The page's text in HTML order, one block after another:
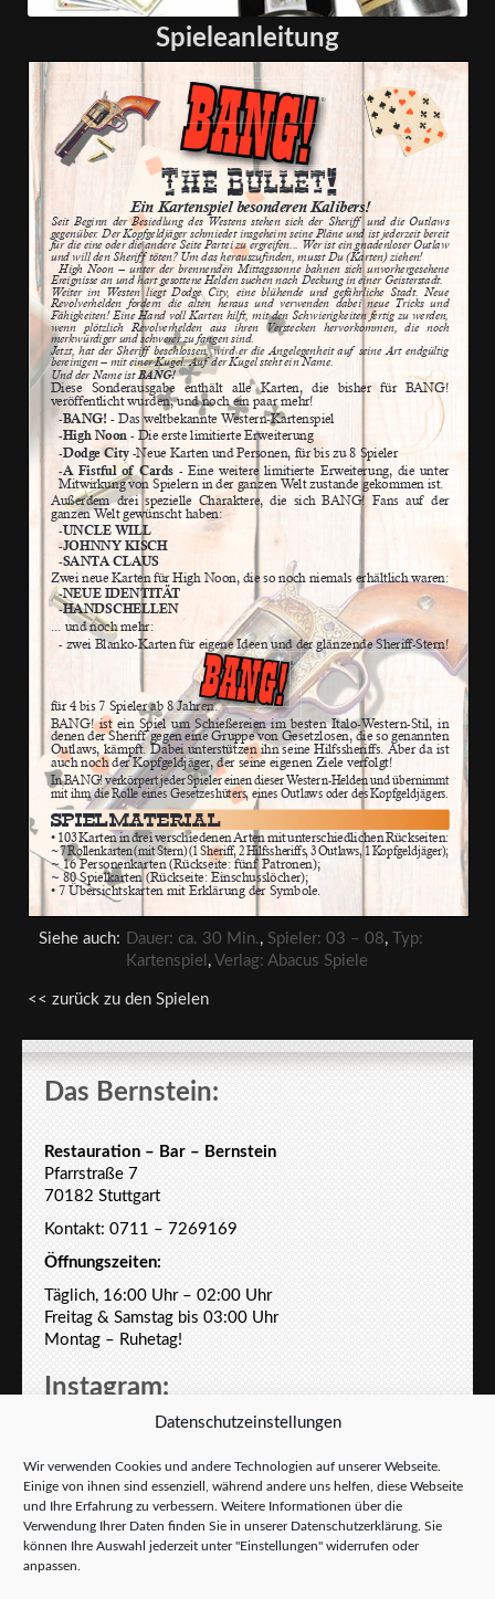
Datenschutzeinstellungen
Wir verwenden Cookies und andere Technologien auf unserer Webseite.
Einige von ihnen sind essenziell, während andere uns helfen, diese Webseite
und Ihre Erfahrung zu verbessern. Weitere Informationen über die
Verwendung Ihrer Daten finden Sie in unserer Datenschutzerklärung . Sie
können Ihre Auswahl jederzeit unter "Einstellungen" widerrufen oder
anpassen.
Spieleanleitung
Siehe auch: Dauer: ca. 30 Min., Spieler: 03 – 08,
Typ:
Kartenspiel , Verlag: Abacus Spiele
<< zurück zu den Spielen
Das Bernstein:
Restauration – Bar – Bernstein
Pfarrstraße 7
70182 Stuttgart
Kontakt: 0711 – 7269169
Öffnungszeiten:
Täglich, 16:00 Uhr – 02:00 Uhr
Freitag & Samstag bis 03:00 Uhr
Montag – Ruhetag!
Instagram: